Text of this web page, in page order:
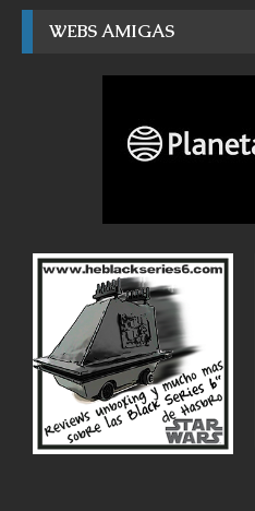
WEBS AMIGAS